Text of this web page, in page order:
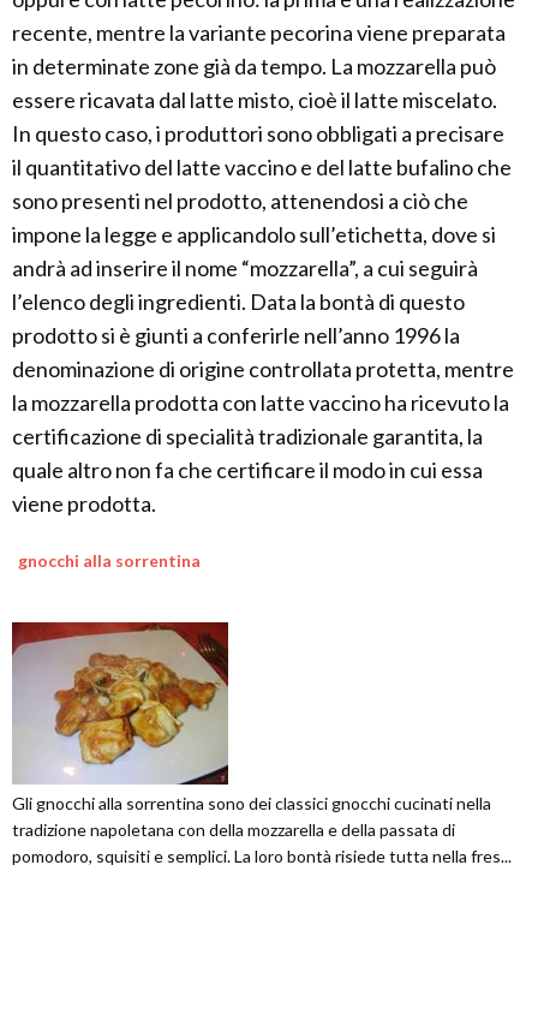
recente, mentre la variante pecorina viene preparata
in determinate zone già da tempo. La mozzarella può
essere ricavata dal latte misto, cioè il latte miscelato.
In questo caso, i produttori sono obbligati a precisare
il quantitativo del latte vaccino e del latte bufalino che
sono presenti nel prodotto, attenendosi a ciò che
impone la legge e applicandolo sull’etichetta, dove si
andrà ad inserire il nome “mozzarella”, a cui seguirà
l’elenco degli ingredienti. Data la bontà di questo
prodotto si è giunti a conferirle nell’anno 1996 la
denominazione di origine controllata protetta, mentre
la mozzarella prodotta con latte vaccino ha ricevuto la
certificazione di specialità tradizionale garantita, la
quale altro non fa che certificare il modo in cui essa
viene prodotta.
gnocchi alla sorrentina
Gli gnocchi alla sorrentina sono dei classici gnocchi cucinati nella
tradizione napoletana con della mozzarella e della passata di
pomodoro, squisiti e semplici. La loro bontà risiede tutta nella fres...